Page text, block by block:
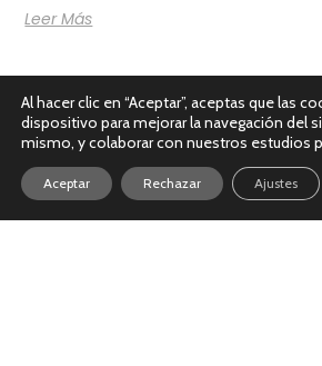
Leer Más
Al hacer clic en “Aceptar”, aceptas que las
dispositivo para mejorar la navegación del
mismo, y colaborar con nuestros estudios
Aceptar Rechazar Ajustes